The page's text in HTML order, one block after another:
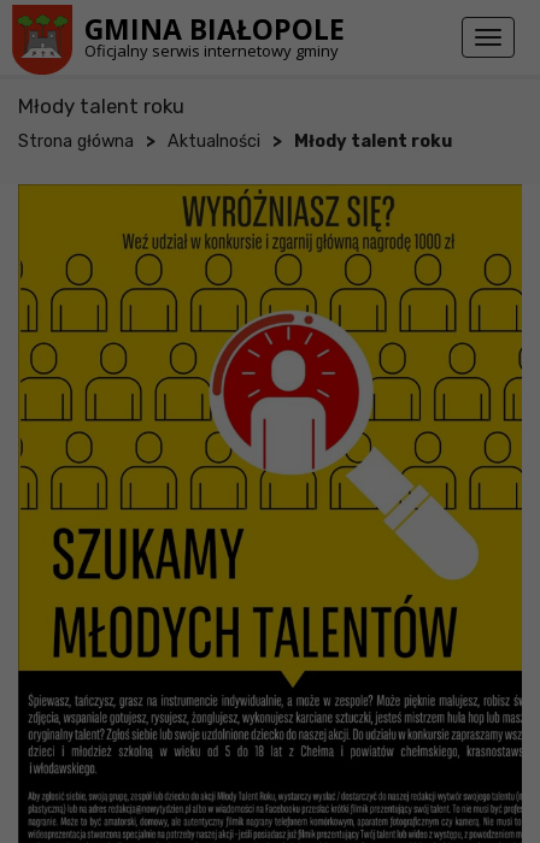
GMINA BIAŁOPOLE
Oficjalny serwis internetowy gminy
Toggle
Młody talent roku
Strona główna > Aktualności > Młody talent roku